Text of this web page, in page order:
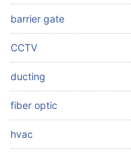
barrier gate
CCTV
ducting
fiber optic
hvac